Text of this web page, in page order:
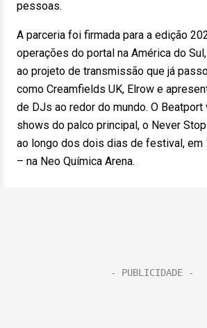
pessoas.
A parceria foi firmada para a edição
operações do portal na América do
ao projeto de transmissão que já
como Creamfields UK, Elrow e
de DJs ao redor do mundo. O
shows do palco principal, o Never
ao longo dos dois dias de festival, em
– na Neo Química Arena.